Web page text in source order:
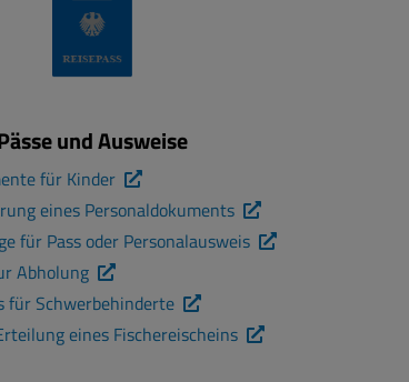
und Ausweise
für Kinder
eines Personaldokuments
für Pass oder Personalausweis
Abholung
für Schwerbehinderte
eines Fischereischeins